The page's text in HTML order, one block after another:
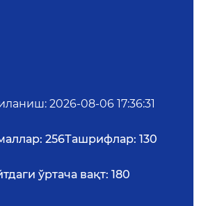
: 2026-08-06 17:36:31
256Ташрифлар: 130
ўртача вақт: 180